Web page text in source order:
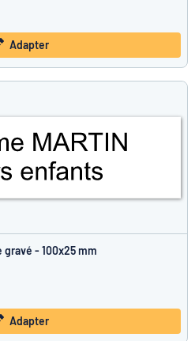
Adapter
- 100x25 mm
Adapter